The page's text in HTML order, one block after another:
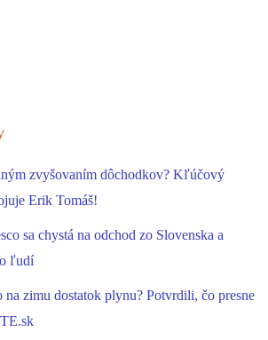
zvyšovaním dôchodkov? Kľúčový
Erik Tomáš!
sa chystá na odchod zo Slovenska a
ľudí
zimu dostatok plynu? Potvrdili, čo presne